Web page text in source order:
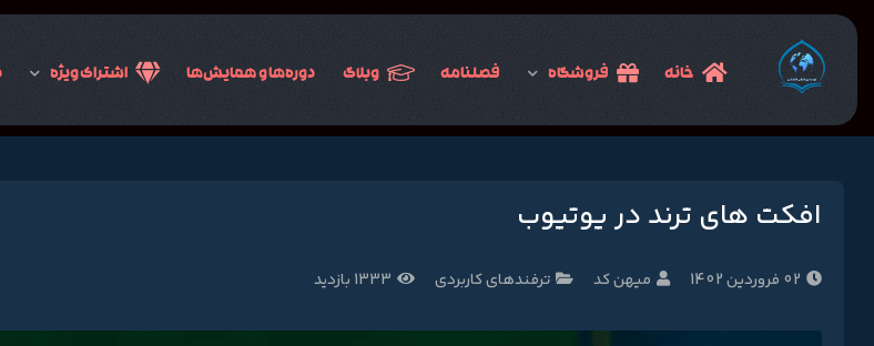
خانه فروشگاه فصلنامه وبلاگ دوره‌ها و همایش‌ها اشتراک ویژه
افکت های ترند در یوتیوب
02 فروردین 1402 میهن کد ترفندهای کاربردی 1333 بازدید